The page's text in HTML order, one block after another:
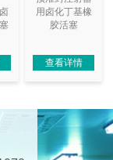
用卤化丁基橡
胶活塞
查看详情